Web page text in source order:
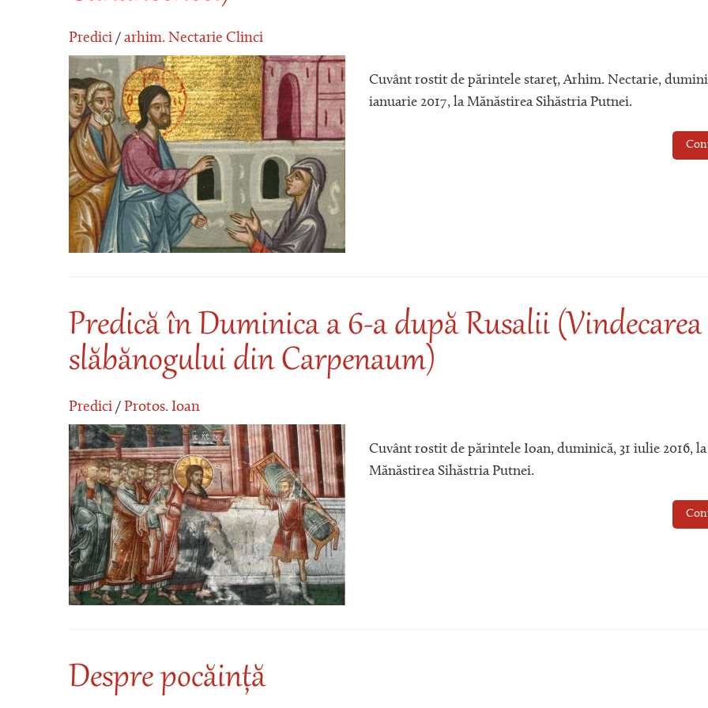
Predici / arhim. Nectarie Clinci
Cuvânt rostit de părintele stareț, Arhim. Nectarie,
ianuarie 2017, la Mănăstirea Sihăstria Putnei.
Predică în Duminica a 6-a după Rusalii (Vindecarea
slăbănogului din Carpenaum)
Predici / Protos. Ioan
Cuvânt rostit de părintele Ioan, duminică, 31 iulie 2016, la
Mănăstirea Sihăstria Putnei.
Despre pocăință